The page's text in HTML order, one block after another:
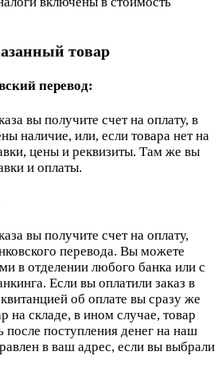
товар
перевод:
вы получите счет на оплату, в
наличие, или, если товара нет на
цены и реквизиты. Там же вы
и оплаты.
вы получите счет на оплату,
перевода. Вы можете
в отделении любого банка или с
Если вы оплатили заказ в
об оплате вы сразу же
на складе, в ином случае, товар
поступления денег на наш
в ваш адрес, если вы выбрали